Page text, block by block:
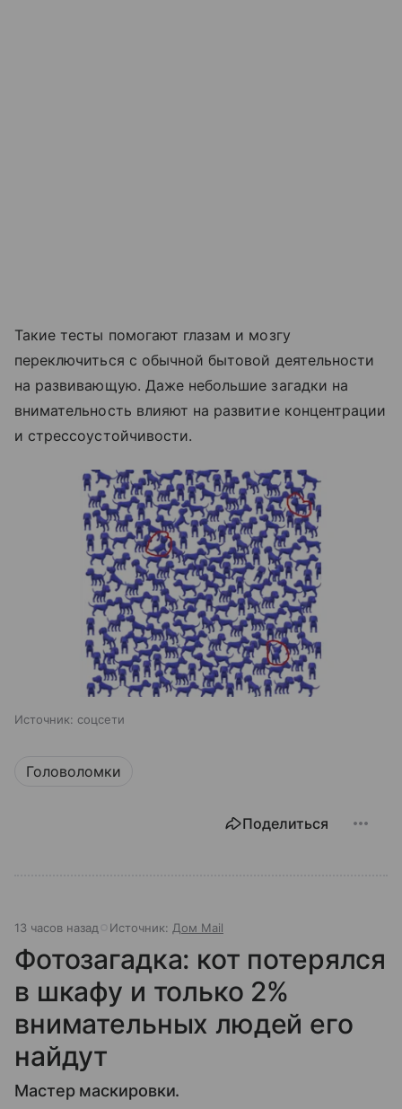
Такие тесты помогают глазам и мозгу
переключиться с обычной бытовой деятельности
на развивающую. Даже небольшие загадки на
внимательность влияют на развитие концентрации
и стрессоустойчивости.
Источник: соцсети
Головоломки
Поделиться
13 часов назад Источник: Дом Mail
Фотозагадка: кот потерялся
в шкафу и только 2%
внимательных людей его
найдут
Мастер маскировки.